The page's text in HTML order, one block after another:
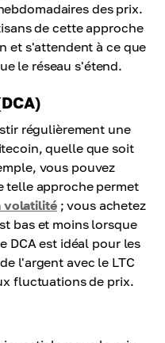
des prix.
de cette approche
et s'attendent à ce que
le réseau s'étend.
régulièrement une
quelle que soit
vous pouvez
telle approche permet
volatilité; vous achetez
bas et moins lorsque
DCA est idéal pour les
l'argent avec le LTC
fluctuations de prix.